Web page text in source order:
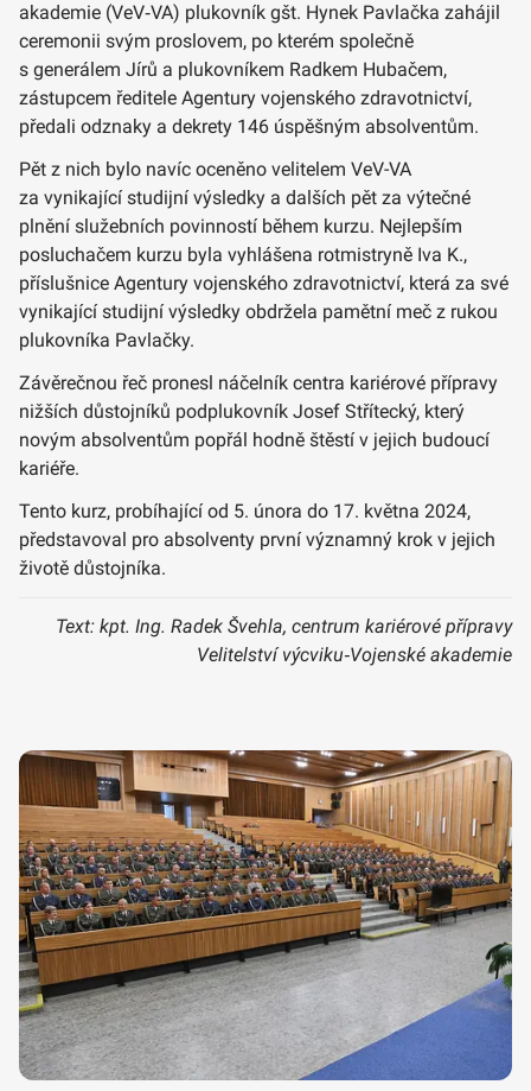
akademie (VeV‑VA) plukovník gšt. Hynek Pavlačka zahájil
ceremonii svým proslovem, po kterém společně
s generálem Jírů a plukovníkem Radkem Hubačem,
zástupcem ředitele Agentury vojenského zdravotnictví,
předali odznaky a dekrety 146 úspěšným absolventům.
Pět z nich bylo navíc oceněno velitelem VeV-VA
za vynikající studijní výsledky a dalších pět za výtečné
plnění služebních povinností během kurzu. Nejlepším
posluchačem kurzu byla vyhlášena rotmistryně Iva K.,
příslušnice Agentury vojenského zdravotnictví, která za své
vynikající studijní výsledky obdržela pamětní meč z rukou
plukovníka Pavlačky.
Závěrečnou řeč pronesl náčelník centra kariérové přípravy
nižších důstojníků podplukovník Josef Střítecký, který
novým absolventům popřál hodně štěstí v jejich budoucí
kariéře.
Tento kurz, probíhající od 5. února do 17. května 2024,
představoval pro absolventy první významný krok v jejich
životě důstojníka.
Text: kpt. Ing. Radek Švehla, centrum kariérové přípravy
Velitelství výcviku‑Vojenské akademie